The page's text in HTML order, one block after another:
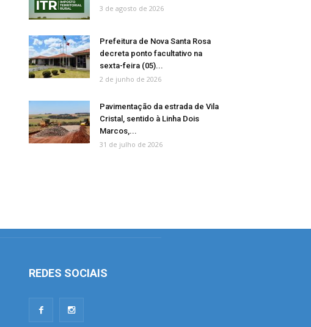
3 de agosto de 2026
Prefeitura de Nova Santa Rosa
decreta ponto facultativo na
sexta-feira (05)...
2 de junho de 2026
Pavimentação da estrada de Vila
Cristal, sentido à Linha Dois
Marcos,...
31 de julho de 2026
REDES SOCIAIS